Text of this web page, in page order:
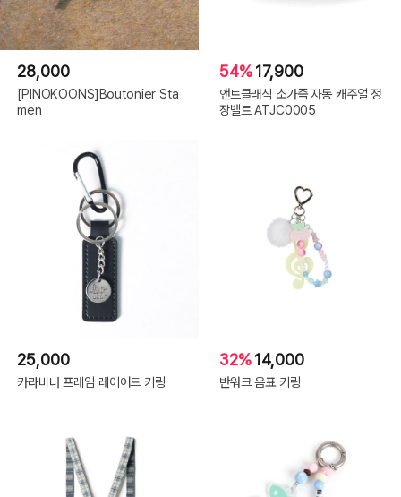
28,000
[PINOKOONS]Boutonier Sta
men
54%17,900
앤트클래식 소가죽 자동 캐주얼 정
장벨트 ATJC0005
25,000
카라비너 프레임 레이어드 키링
32%14,000
반워크 음표 키링